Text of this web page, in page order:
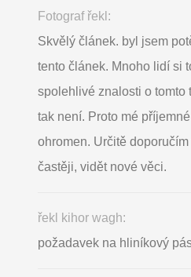
Fotograf řekl:
Skvělý článek. byl jsem
tento článek. Mnoho lidí si
spolehlivé znalosti o tomto
tak není. Proto mé
ohromen. Určitě
častěji, vidět nové věci.
řekl kihor wagh:
požadavek na hliníkový